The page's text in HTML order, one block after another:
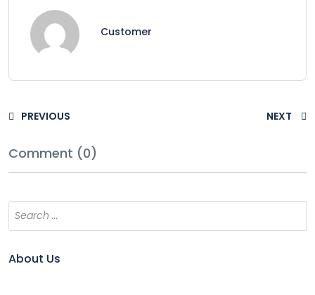
Customer
PREVIOUS NEXT
Comment (0)
About Us